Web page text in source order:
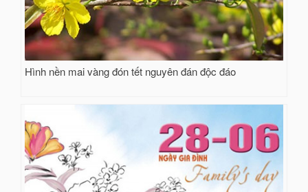
Hình nền mai vàng đón tết nguyên đán độc đáo